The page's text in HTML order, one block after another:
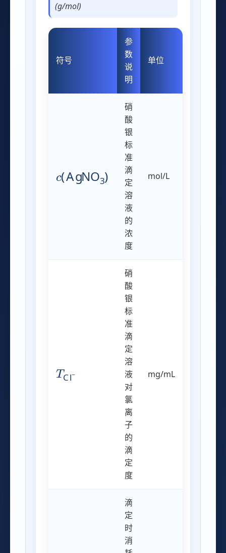
(g/mol)
符号
参
数
说
明
单位
( AgNO 3
硝
酸
银
标
准
滴
定
溶
液
的
浓
度
mol/L
TCl
硝
酸
银
标
准
滴
定
溶
液
对
氯
离
子
的
滴
定
度
mg/mL
滴
定
时
消